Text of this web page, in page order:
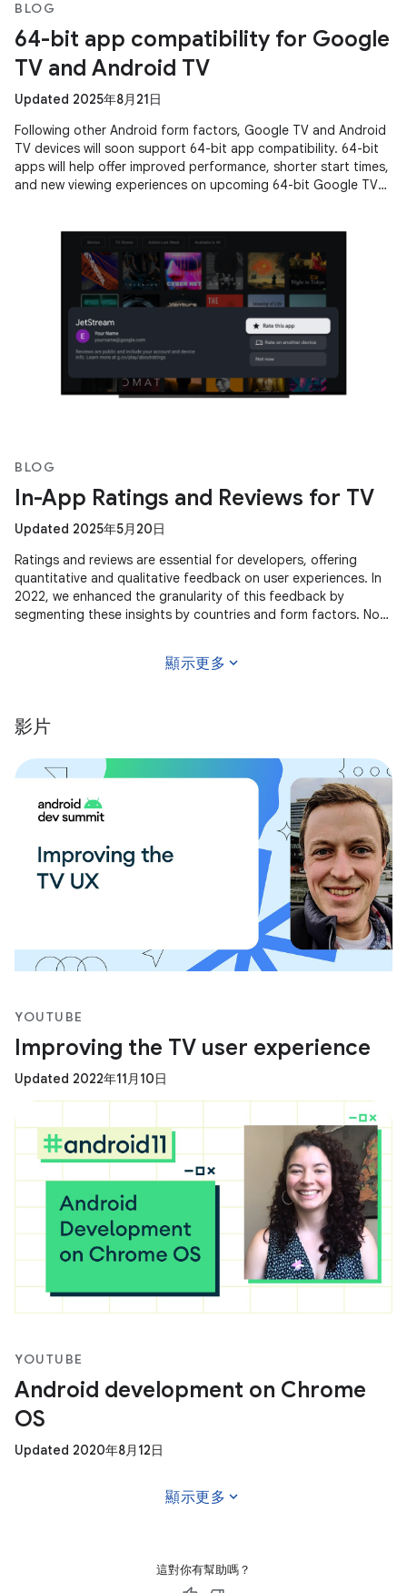
BLOG
64-bit app compatibility for Google
TV and Android TV
Updated 2025年8月21日
Following other Android form factors, Google TV and Android
TV devices will soon support 64-bit app compatibility. 64-bit
apps will help offer improved performance, shorter start times,
and new viewing experiences on upcoming 64-bit Google TV
BLOG
In-App Ratings and Reviews for TV
Updated 2025年5月20日
Ratings and reviews are essential for developers, offering
quantitative and qualitative feedback on user experiences. In
2022, we enhanced the granularity of this feedback by
segmenting these insights by countries and form factors. Now,
顯示更多 expand_more
影片
YOUTUBE
Improving the TV user experience
Updated 2022年11月10日
YOUTUBE
Android development on Chrome
OS
Updated 2020年8月12日
顯示更多 expand_more
這對你有幫助嗎？